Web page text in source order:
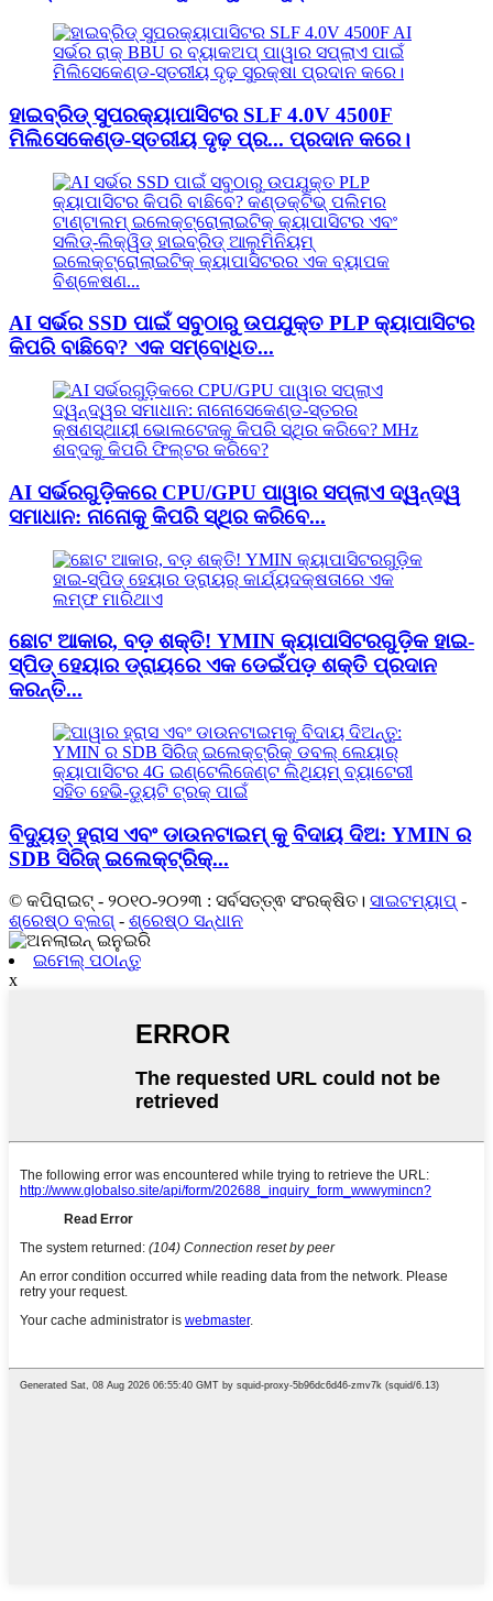
ହାଇବ୍ରିଡ୍ ସୁପରକ୍ୟାପାସିଟର SLF 4.0V 4500F
ମିଲିସେକେଣ୍ଡ-ସ୍ତରୀୟ ଦୃଢ଼ ପ୍ର... ପ୍ରଦାନ କରେ।
AI ସର୍ଭର SSD ପାଇଁ ସବୁଠାରୁ ଉପଯୁକ୍ତ PLP କ୍ୟାପାସିଟର
କିପରି ବାଛିବେ? ଏକ ସମ୍ବୋଧିତ...
AI ସର୍ଭରଗୁଡ଼ିକରେ CPU/GPU ପାୱାର ସପ୍ଲାଏ ଦ୍ୱନ୍ଦ୍ୱ
ସମାଧାନ: ନାନୋକୁ କିପରି ସ୍ଥିର କରିବେ...
ଛୋଟ ଆକାର, ବଡ଼ ଶକ୍ତି! YMIN କ୍ୟାପାସିଟରଗୁଡ଼ିକ ହାଇ-
ସ୍ପିଡ୍ ହେୟାର ଡ୍ରାୟରେ ଏକ ଡେଇଁପଡ଼ ଶକ୍ତି ପ୍ରଦାନ
କରନ୍ତି...
ବିଦ୍ୟୁତ୍ ହ୍ରାସ ଏବଂ ଡାଉନଟାଇମ୍ କୁ ବିଦାୟ ଦିଅ: YMIN ର
SDB ସିରିଜ୍ ଇଲେକ୍ଟ୍ରିକ୍...
© କପିରାଇଟ୍ - ୨୦୧୦-୨୦୨୩ : ସର୍ବସତ୍ତ୍ଵ ସଂରକ୍ଷିତ। ସାଇଟମ୍ୟାପ୍ -
ଶ୍ରେଷ୍ଠ ବ୍ଲଗ୍ - ଶ୍ରେଷ୍ଠ ସନ୍ଧାନ
ଇମେଲ୍ ପଠାନ୍ତୁ
x